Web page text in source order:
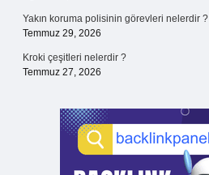
Yakın koruma polisinin görevleri nelerdir ?
Temmuz 29, 2026
Kroki çeşitleri nelerdir ?
Temmuz 27, 2026